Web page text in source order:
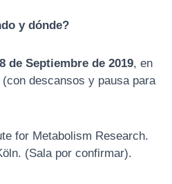
y dónde?
de Septiembre de 2019, en
(con descansos y pausa para
for Metabolism Research.
. (Sala por confirmar).